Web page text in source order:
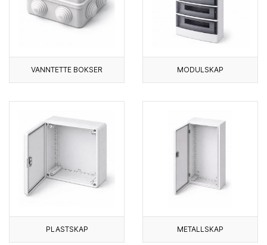
VANNTETTE BOKSER MODULSKAP
PLASTSKAP METALLSKAP